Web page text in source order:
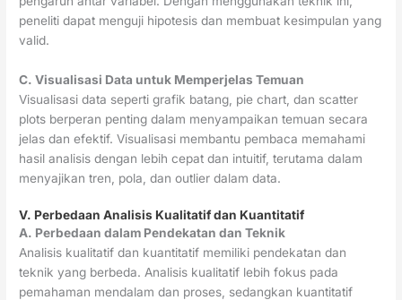
peneliti dapat menguji hipotesis dan membuat kesimpulan yang
valid.
C. Visualisasi Data untuk Memperjelas Temuan
Visualisasi data seperti grafik batang, pie chart, dan scatter
plots berperan penting dalam menyampaikan temuan secara
jelas dan efektif. Visualisasi membantu pembaca memahami
hasil analisis dengan lebih cepat dan intuitif, terutama dalam
menyajikan tren, pola, dan outlier dalam data.
V. Perbedaan Analisis Kualitatif dan Kuantitatif
A. Perbedaan dalam Pendekatan dan Teknik
Analisis kualitatif dan kuantitatif memiliki pendekatan dan
teknik yang berbeda. Analisis kualitatif lebih fokus pada
pemahaman mendalam dan proses, sedangkan kuantitatif